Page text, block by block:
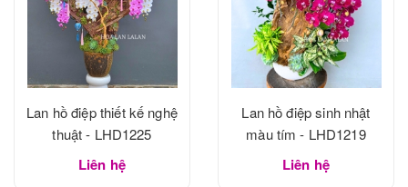
Lan hồ điệp thiết kế nghệ
thuật - LHD1225
Liên hệ
Lan hồ điệp sinh nhật
màu tím - LHD1219
Liên hệ